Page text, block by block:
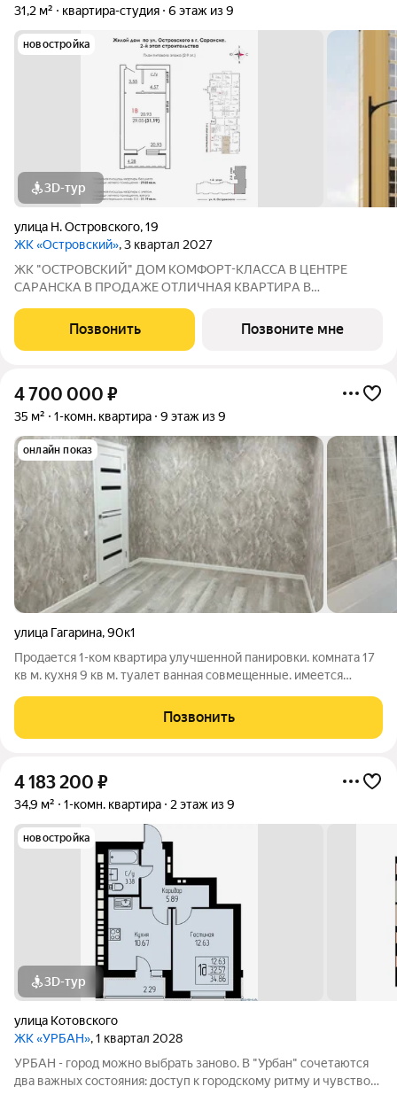
31,2 м²
квартира-студия 6 этаж из 9
новостройка
3D-тур
улица Н. Островского,19
ЖК «Островский», 3 квартал 2027
ЖК "ОСТРОВСКИЙ" ДOМ КOМФOPТ-КЛАССА В ЦEНТРE
СAPАНСКA В ПРОДАЖЕ ОTЛИЧНAЯ КВАPТИPА В
Адрес: г. Саранск, ул. Островского, 19 Сдача: 3 квартал 2027
Позвонить Позвоните мне
4 700 000 ₽
35 м² 1-комн. квартира 9 этаж из 9
онлайн показ
улица Гагарина,90к1
Продается 1-ком квартира улучшенной панировки. комната 17
кв м. кухня 9 кв м. туалет ванная совмещенные. имеется
плитка, новая сантехника. кухня и коридор: на полу плитка,
обои, натяжной
Позвонить
4 183 200 ₽
34,9 м² 1-комн. квартира 2 этаж из 9
новостройка
3D-тур
улица Котовского
ЖК «УРБАН», 1 квартал 2028
УРБАН - город можно выбрать заново. В "Урбан" сочетаются
два важных состояния: доступ к городскому ритму и чувство